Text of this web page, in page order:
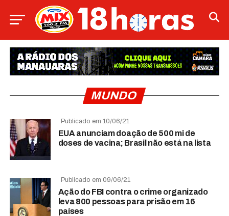
MUNDO
Publicado em 10/06/21
EUA anunciam doação de 500 mi de
doses de vacina; Brasil não está na lista
Publicado em 09/06/21
Ação do FBI contra o crime organizado
leva 800 pessoas para prisão em 16
países